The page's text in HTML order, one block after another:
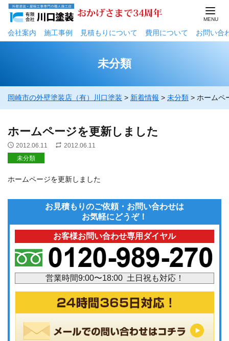
会社案内 施工事例 ⾒積もりについて 費用について お問い合
未分類
岡崎市の外壁塗装店（有）川口塗装 > 新着情報 > 未分類 > ホームペ
ホームページを更新しました
2012.06.11
2012.06.11
未分類
ホームページを更新しました
お見積もりのご依頼・お問い合わせは
お気軽にどうぞ！
お客様お問い合わせ専用ダイヤル
営業時間9:00〜18:00 土日祝も対応！